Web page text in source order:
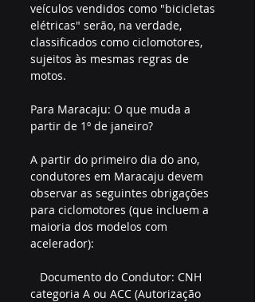
veículos vendidos como "bicicletas
elétricas" serão, na verdade,
classificados como ciclomotores,
sujeitos às mesmas regras de
motos.
Para Maracaju: O que muda a
partir de 1º de janeiro?
A partir do primeiro dia do ano,
condutores em Maracaju devem
observar as seguintes obrigações
para ciclomotores (que incluem a
maioria dos modelos com
acelerador):
categoria A ou ACC (Autorização